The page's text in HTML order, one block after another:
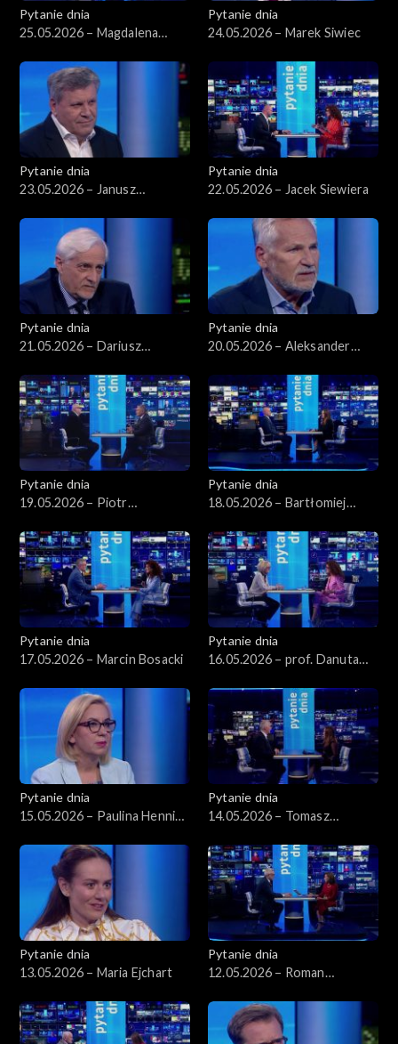
Pytanie dnia
25.05.2026 – Magdalena
Pytanie dnia
24.05.2026 – Marek Siwiec
Pytanie dnia
23.05.2026 – Janusz
Pytanie dnia
22.05.2026 – Jacek Siewiera
Pytanie dnia
21.05.2026 – Dariusz
Pytanie dnia
20.05.2026 – Aleksander
Pytanie dnia
19.05.2026 – Piotr
Pytanie dnia
18.05.2026 – Bartłomiej
Pytanie dnia
17.05.2026 – Marcin Bosacki
Pytanie dnia
16.05.2026 – prof. Danuta
Pytanie dnia
15.05.2026 – Paulina Hennig-
Pytanie dnia
14.05.2026 – Tomasz
Pytanie dnia
13.05.2026 – Maria Ejchart
Pytanie dnia
12.05.2026 – Roman